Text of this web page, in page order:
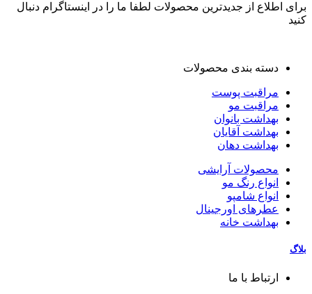
برای اطلاع از جدیدترین محصولات لطفا ما را در اینستاگرام دنبال
کنید
دسته بندی محصولات
مراقبت پوست
مراقبت مو
بهداشت بانوان
بهداشت آقایان
بهداشت دهان
محصولات آرایشی
انواع رنگ مو
انواع شامپو
عطرهای اورجینال
بهداشت خانه
بلاگ
ارتباط با ما